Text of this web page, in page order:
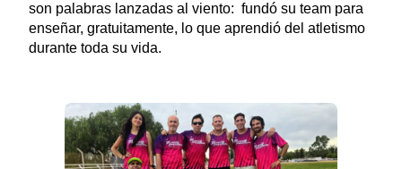
son palabras lanzadas al viento: fundó su team para
enseñar, gratuitamente, lo que aprendió del atletismo
durante toda su vida.